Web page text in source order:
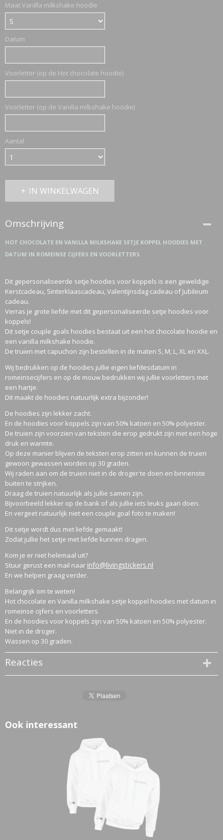
Maat Vanilla milkshake hoodie
Datum
Voorletter (op de Hot chocolate hoodie)
Voorletter (op de Vanilla milkshake hoodie)
Aantal
IN WINKELWAGEN
Omschrijving
HOT CHOCOLATE EN VANILLA MILKSHAKE SETJE KOPPEL HOODIES MET
DATUM IN ROMEINSE CIJFERS EN VOORLETTERS
Dit gepersonaliseerde setje hoodies voor koppels is een geweldige
Kerstcadeau, Sinterklaascadeau, Valentijnsdag cadeau of Jubileum
cadeau.
Verras je grote liefde met dit gepersonaliseerde setje hoodies voor
koppels!
Dit setje couple goals hoodies bestaat uit een hot chocolate hoodie en
een vanilla milkshake hoodie.
De truien met capuchon zijn bestellen in de maten S, M, L, XL en XXL.
Wij bedrukken op de hoodies jullie eigen liefdesdatum in
romeinsecijfers en op de mouw bedrukken wij jullie voorletters met
een hartje.
Dit maakt de hoodies natuurlijk extra bijzonder!
De hoodies zijn lekker zacht.
En de hoodies voor koppels zijn van 50% katoen en 50% polyester.
De truien zijn voorzien van teksten die erop gedrukt zijn met een hoge
druk en warmte.
Op deze manier blijven de teksten erop zitten en kunnen de truien
gewoon gewassen worden op 30 graden.
Wij raden aan om de truien niet in de droger te doen en binnenste
buiten te strijken.
Draag de truien natuurlijk als jullie samen zijn.
Bijvoorbeeld lekker op de bank of als jullie iets leuks gaan doen.
En vergeet natuurlijk niet een couple goal foto te maken!
Dit setje wordt dus met liefde gemaakt!
Zodat jullie het setje met liefde kunnen dragen.
Kom je er niet helemaal uit?
Stuur gerust een mail naar info@livingstickers.nl
En we helpen graag verder.
Belangrijk om te weten!
Hot chocolate en Vanilla milkshake setje koppel hoodies met datum in
romeinse cijfers en voorletters
En de hoodies voor koppels zijn van 50% katoen en 50% polyester.
Niet in de droger.
Wassen op 30 graden.
Reacties
Ook interessant